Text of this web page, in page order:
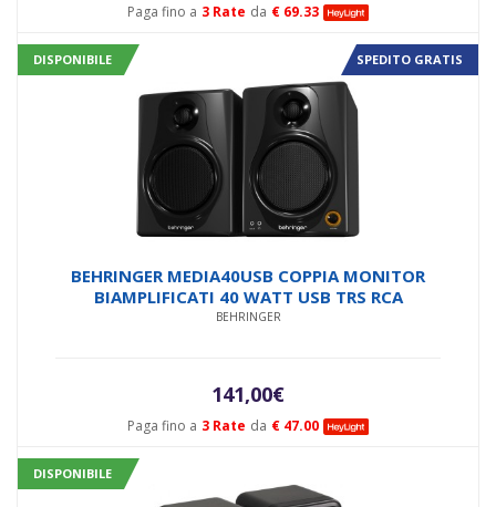
Paga fino a 3 Rate da € 69.33
DISPONIBILE SPEDITO GRATIS
Paga fino a 3 Rate da € 47.00
BEHRINGER MEDIA40USB COPPIA MONITOR
BIAMPLIFICATI 40 WATT USB TRS RCA
BEHRINGER
141,00€
DISPONIBILE